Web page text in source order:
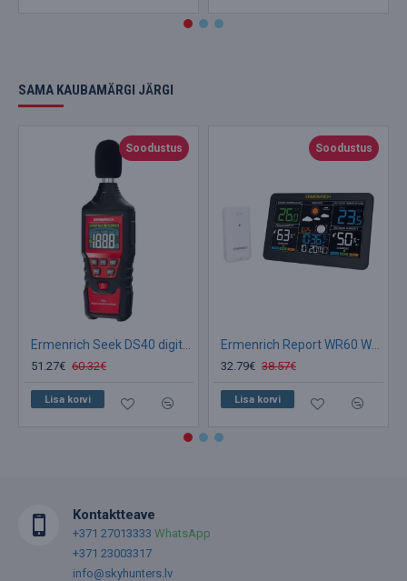
SAMA KAUBAMÄRGI JÄRGI
Soodustus
51.27€ 60.32€
Lisa korvi
Soodustus
32.79€ 38.57€
Lisa korvi
Kontaktteave
+371 27013333 WhatsApp
+371 23003317
info@skyhunters.lv